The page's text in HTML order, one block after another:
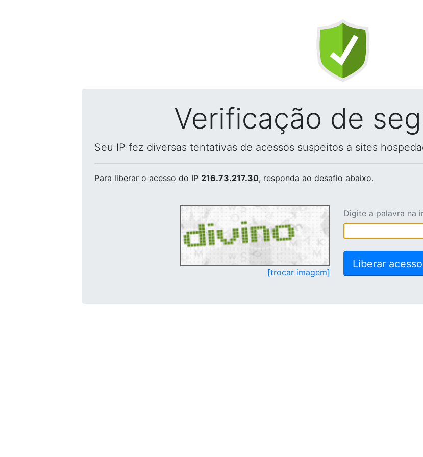
Verificação de
Seu IP fez diversas tentativas de acessos suspeitos a sites
Para liberar o acesso do IP 216.73.217.30, responda ao desafio abaixo.
[trocar imagem]
Digite a palavra na